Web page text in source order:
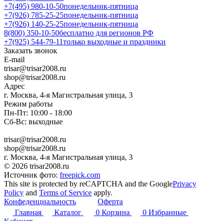
+7(495) 980-10-50понедельник-пятница
+7(926) 785-25-25понедельник-пятница
+7(926) 140-25-25понедельник-пятница
8(800) 350-10-50бесплатно для регионов РФ
+7(925) 544-79-11только выходные и праздники
Заказать звонок
E-mail
trisar@trisar2008.ru
shop@trisar2008.ru
Адрес
г. Москва, 4-я Магистральная улица, 3
Режим работы
Пн-Пт: 10:00 - 18:00
Сб-Вс: выходные
trisar@trisar2008.ru
shop@trisar2008.ru
г. Москва, 4-я Магистральная улица, 3
© 2026 trisar2008.ru
Источник фото: freepick.com
This site is protected by reCAPTCHA and the GooglePrivacy
Policy and Terms of Service apply.
Конфеденциальность
Оферта
Главная
Каталог 0 Корзина 0 Избранные